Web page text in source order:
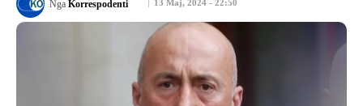
13 Maj, 2024 - 22:50
Nga Korrespodenti